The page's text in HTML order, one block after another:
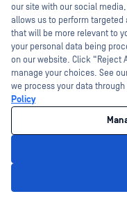
Alle
Einführung
wichtigsten Merkmale
our site with our social
allows us to perform
that will be more relevant to
your personal data being
on our website. Click “Reject
manage your choices. See
we process your data
Policy